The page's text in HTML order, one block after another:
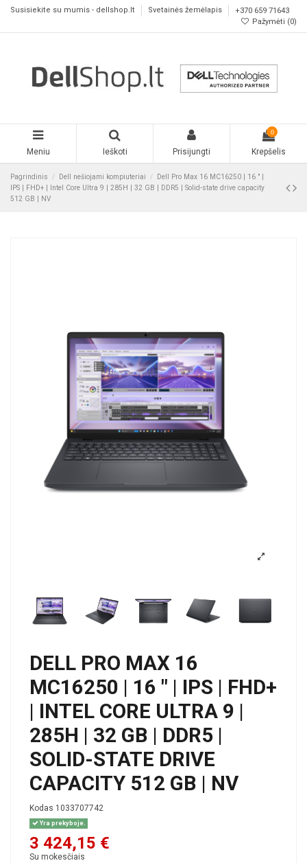
Susisiekite su mumis - dellshop.lt Svetainės žemėlapis
+370 659 71643
Pažymėti (0)
Meniu Ieškoti Prisijungti
0
Krepšelis
Pagrindinis Dell nešiojami kompiuteriai
Dell Pro Max 16 MC16250 | 16 " |
IPS | FHD+ | Intel Core Ultra 9 | 285H | 32 GB | DDR5 | Solid-state drive capacity
512 GB | NV
DELL PRO MAX 16
MC16250 | 16 " | IPS | FHD+
| INTEL CORE ULTRA 9 |
285H | 32 GB | DDR5 |
SOLID-STATE DRIVE
CAPACITY 512 GB | NV
Kodas 1033707742
Yra prekyboje.
3 424,15 €
Su mokesčiais